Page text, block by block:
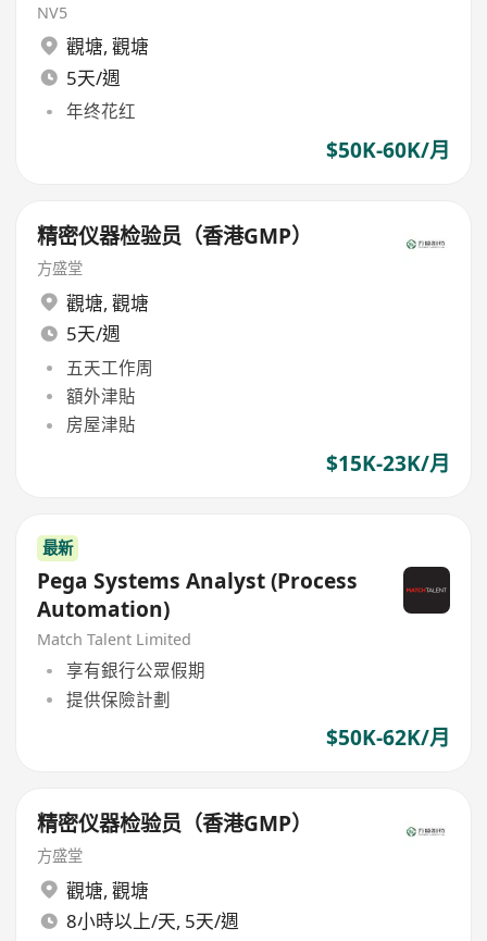
NV5
觀塘, 觀塘
5天/週
年终花红
$50K-60K/月
精密仪器检验员（香港GMP）
方盛堂
觀塘, 觀塘
5天/週
五天工作周
額外津貼
房屋津貼
$15K-23K/月
最新
Pega Systems Analyst (Process
Automation)
Match Talent Limited
享有銀行公眾假期
提供保險計劃
$50K-62K/月
精密仪器检验员（香港GMP）
方盛堂
觀塘, 觀塘
8小時以上/天, 5天/週